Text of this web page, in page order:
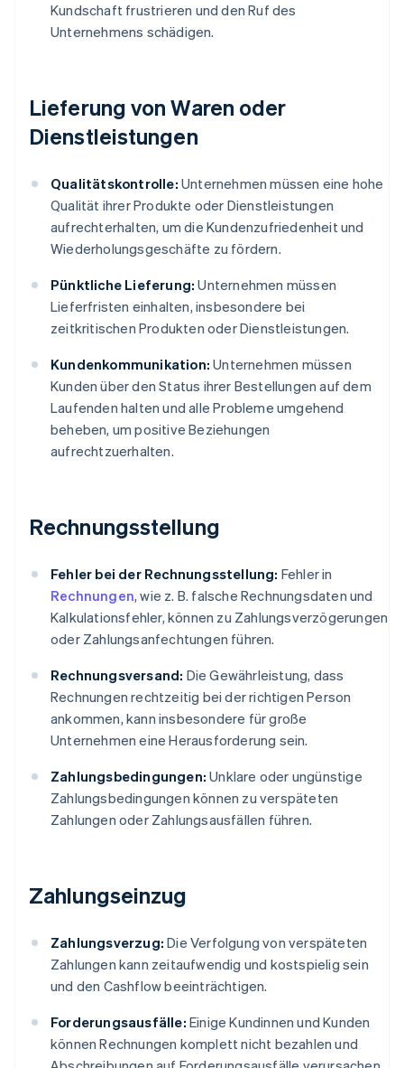
Kundschaft frustrieren und den Ruf des
Unternehmens schädigen.
Lieferung von Waren oder
Dienstleistungen
Qualitätskontrolle: Unternehmen müssen eine hohe
Qualität ihrer Produkte oder Dienstleistungen
aufrechterhalten, um die Kundenzufriedenheit und
Wiederholungsgeschäfte zu fördern.
Pünktliche Lieferung: Unternehmen müssen
Lieferfristen einhalten, insbesondere bei
zeitkritischen Produkten oder Dienstleistungen.
Kundenkommunikation: Unternehmen müssen
Kunden über den Status ihrer Bestellungen auf dem
Laufenden halten und alle Probleme umgehend
beheben, um positive Beziehungen
aufrechtzuerhalten.
Rechnungsstellung
Fehler bei der Rechnungsstellung: Fehler in
Rechnungen, wie z. B. falsche Rechnungsdaten und
Kalkulationsfehler, können zu Zahlungsverzögerungen
oder Zahlungsanfechtungen führen.
Rechnungsversand: Die Gewährleistung, dass
Rechnungen rechtzeitig bei der richtigen Person
ankommen, kann insbesondere für große
Unternehmen eine Herausforderung sein.
Zahlungsbedingungen: Unklare oder ungünstige
Zahlungsbedingungen können zu verspäteten
Zahlungen oder Zahlungsausfällen führen.
Zahlungseinzug
Zahlungsverzug: Die Verfolgung von verspäteten
Zahlungen kann zeitaufwendig und kostspielig sein
und den Cashflow beeinträchtigen.
Forderungsausfälle: Einige Kundinnen und Kunden
können Rechnungen komplett nicht bezahlen und